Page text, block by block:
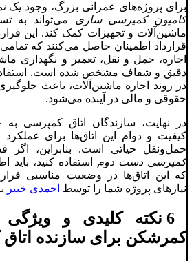
برای پروژه‌های عمرانی بزرگ، وجود یک
کامیون کمپرسی سازی می‌تواند به
ماشین‌آلات و تجهیزات کمک کند. این
قرارداد اطمینان حاصل می‌کنند که
اجاره، حمل و نقل، تعمیر و نگهداری
دقیق و شفاف مشخص شده است. استفاده
در روند اجاره ماشین‌آلات، باعث
حقوقی و مالی در آینده می‌شود.
در نهایت، سازندگان اتاق کمپرسی به
کیفیت و دوام این اتاق‌ها برای
حمل‌ونقل حیاتی است. بنابراین، اگر
کمپرسی دست دوم استفاده کنید، باید
که این اتاق‌ها در وضعیت مناسبی قرار
نیازهای پروژه شما را توسط احمدی خیبر
6 نکته کلیدی و
کمرشکن برای سازنده